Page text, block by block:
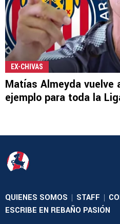
EX-CHIVAS
Matías Almeyda vuelve
ejemplo para toda la
QUIENES SOMOS | STAFF |
ESCRIBE EN REBAÑO PASIÓN